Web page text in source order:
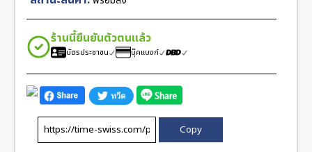
ร้านนี้ยืนยันตัวตนแล้ว
บัตรประชาชน บุ๊คแบงก์
Copy